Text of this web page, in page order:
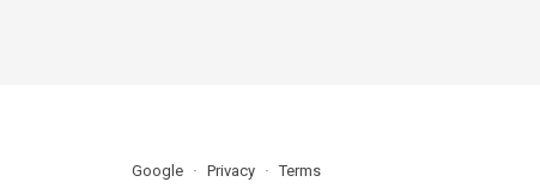
Google Privacy Terms